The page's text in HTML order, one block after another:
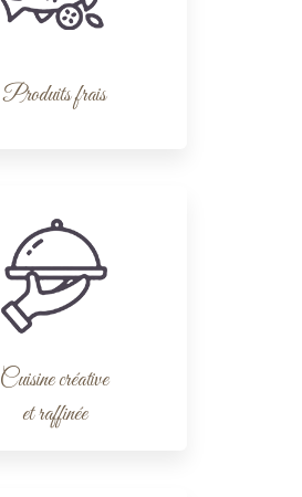
Produits frais
Cuisine créative
et raffinée